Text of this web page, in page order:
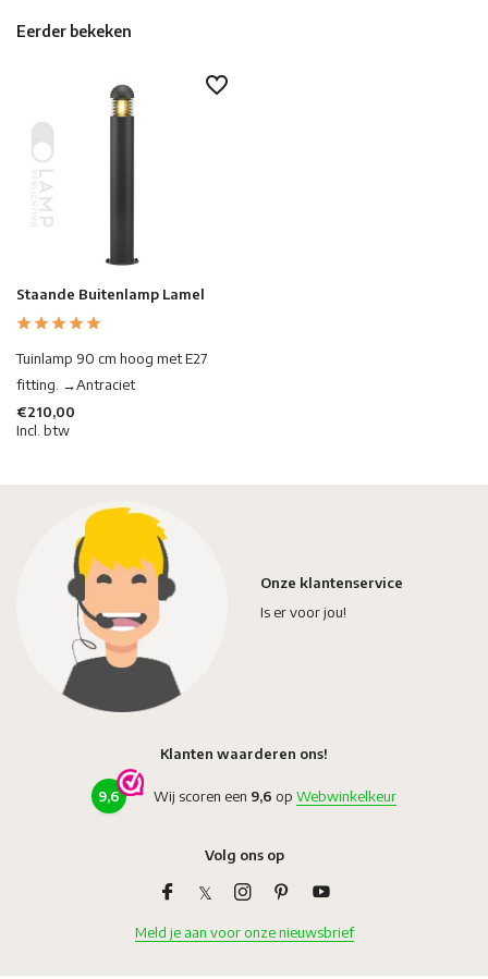
Eerder bekeken
Staande Buitenlamp Lamel
Tuinlamp 90 cm hoog met E27
fitting. →Antraciet
€210,00
Incl. btw
Onze klantenservice
Is er voor jou!
Klanten waarderen ons!
9,6 Wij scoren een 9,6 op Webwinkelkeur
Volg ons op
Meld je aan voor onze nieuwsbrief